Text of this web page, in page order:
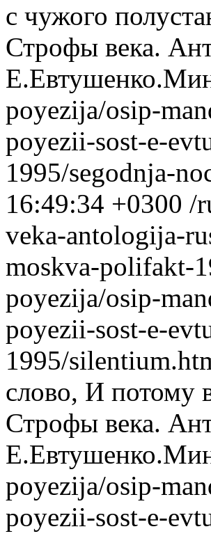
с чужого
Строфы века.
poyezija/osip-
poyezii-sost-e-
1995/segodnja-
16:49:34 +0300 /
veka-antologija-
moskva-polifakt-
poyezija/osip-
poyezii-sost-e-
1995/
слово, И потому
Строфы века.
poyezija/osip-
poyezii-sost-e-